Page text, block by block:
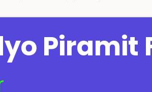
Copyright© 2024-